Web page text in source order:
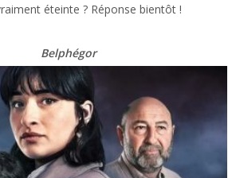
éteinte ? Réponse bientôt !
Belphégor